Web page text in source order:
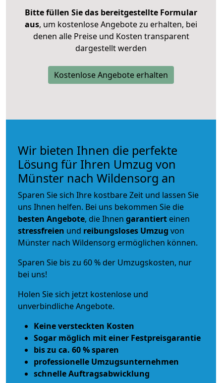
Bitte füllen Sie das bereitgestellte Formular
aus, um kostenlose Angebote zu erhalten, bei
denen alle Preise und Kosten transparent
dargestellt werden
Kostenlose Angebote erhalten
Wir bieten Ihnen die perfekte
Lösung für Ihren Umzug von
Münster nach Wildensorg an
Sparen Sie sich Ihre kostbare Zeit und lassen Sie
uns Ihnen helfen. Bei uns bekommen Sie die
besten Angebote, die Ihnen garantiert einen
stressfreien und reibungsloses Umzug von
Münster nach Wildensorg ermöglichen können.
Sparen Sie bis zu 60 % der Umzugskosten, nur
bei uns!
Holen Sie sich jetzt kostenlose und
unverbindliche Angebote.
Keine versteckten Kosten
Sogar möglich mit einer Festpreisgarantie
bis zu ca. 60 % sparen
professionelle Umzugsunternehmen
schnelle Auftragsabwicklung